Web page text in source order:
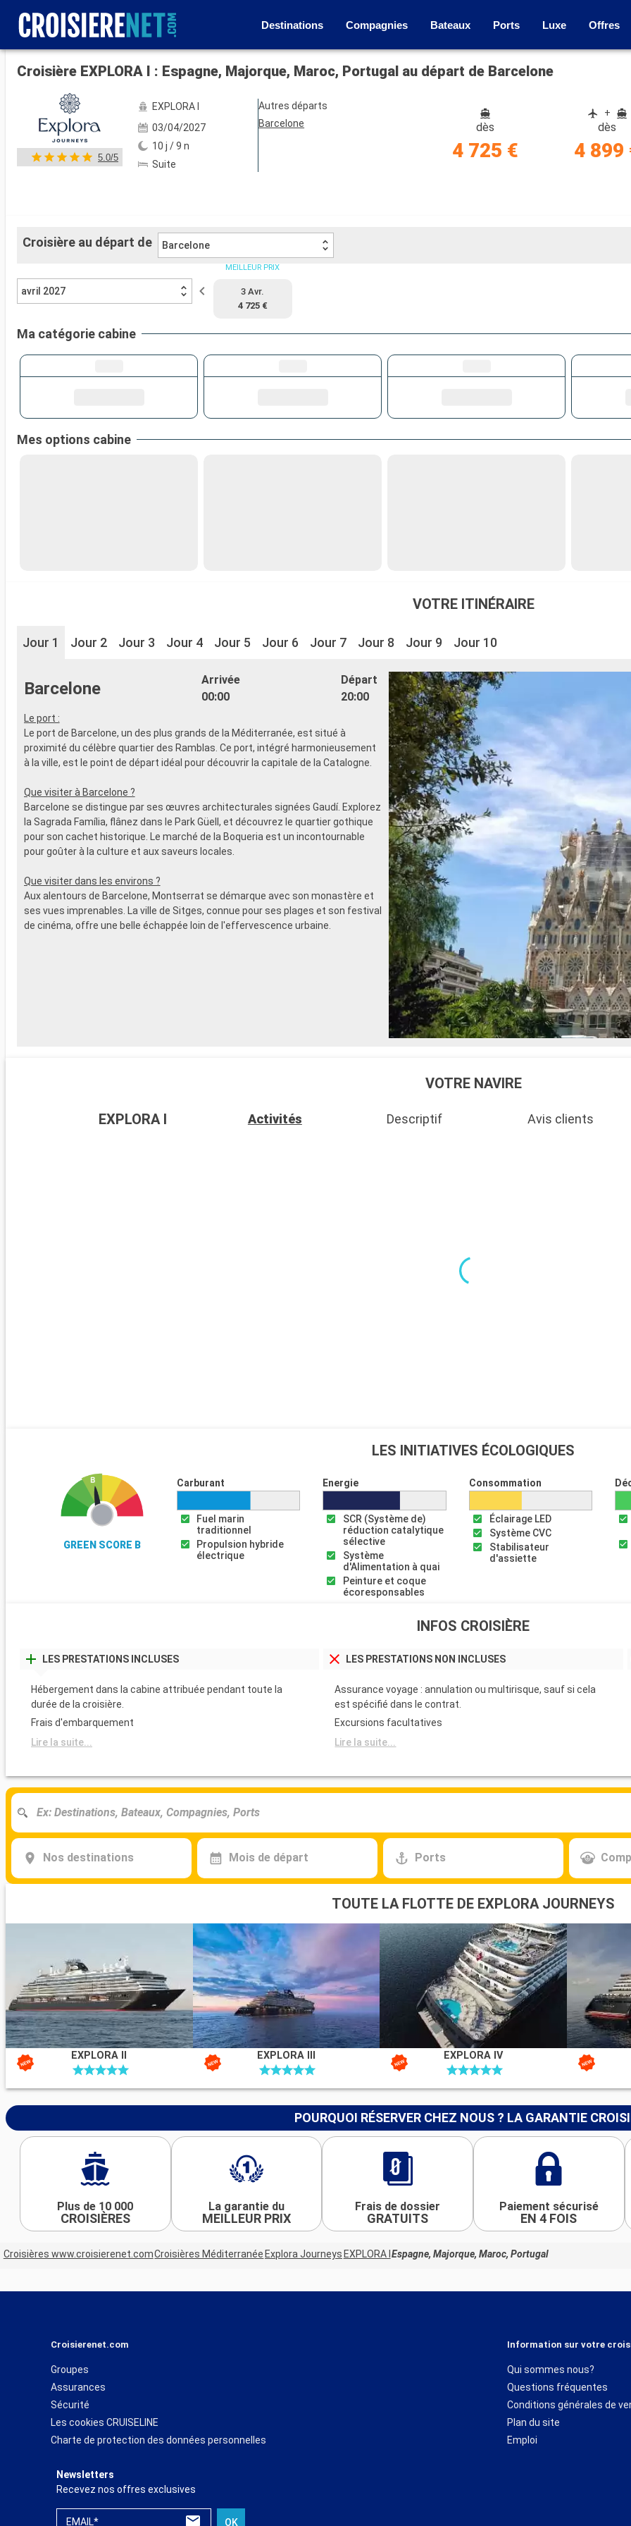
Destinations Compagnies Bateaux Ports Luxe Offres
Voir les 88 autres photos
Croisière EXPLORA I : Espagne, Majorque, Maroc, Portugal au départ de Barcelone
5.0/5
EXPLORA I
03/04/2027
10 j / 9 n
Suite
Autres départs
Barcelone
dès
4 725 €
+
dès
4 899
Croisière au départ de Barcelone
avril 2027
MEILLEUR PRIX
3 Avr.
4 725 €
Ma catégorie cabine
Mes options cabine
VOTRE ITINÉRAIRE
Jour 1 Jour 2 Jour 3 Jour 4 Jour 5 Jour 6 Jour 7 Jour 8 Jour 9 Jour 10
Barcelone
Arrivée
00:00
Départ
20:00
Le port :
Le port de Barcelone, un des plus grands de la Méditerranée, est situé à
proximité du célèbre quartier des Ramblas. Ce port, intégré harmonieusement
à la ville, est le point de départ idéal pour découvrir la capitale de la Catalogne.
Que visiter à Barcelone ?
Barcelone se distingue par ses œuvres architecturales signées Gaudí. Explorez
la Sagrada Família, flânez dans le Park Güell, et découvrez le quartier gothique
pour son cachet historique. Le marché de la Boqueria est un incontournable
pour goûter à la culture et aux saveurs locales.
Que visiter dans les environs ?
Aux alentours de Barcelone, Montserrat se démarque avec son monastère et
ses vues imprenables. La ville de Sitges, connue pour ses plages et son festival
de cinéma, offre une belle échappée loin de l'effervescence urbaine.
VOTRE NAVIRE
EXPLORA I Activités Descriptif Avis clients
LES INITIATIVES ÉCOLOGIQUES
GREEN SCORE B
Carburant
Fuel marin
traditionnel
Propulsion hybride
électrique
Energie
SCR (Système de)
réduction catalytique
sélective
Système
d'Alimentation à quai
Peinture et coque
écoresponsables
Consommation
Éclairage LED
Système CVC
Stabilisateur
d'assiette
INFOS CROISIÈRE
LES PRESTATIONS INCLUSES
Hébergement dans la cabine attribuée pendant toute la
durée de la croisière.
Frais d'embarquement
Lire la suite...
LES PRESTATIONS NON INCLUSES
Assurance voyage : annulation ou multirisque, sauf si cela
est spécifié dans le contrat.
Excursions facultatives
Lire la suite...
Nos destinations Mois de départ Ports
TOUTE LA FLOTTE DE EXPLORA JOURNEYS
EXPLORA II EXPLORA III EXPLORA IV
POURQUOI RÉSERVER CHEZ NOUS ? LA GARANTIE
Plus de 10 000
CROISIÈRES
La garantie du
MEILLEUR PRIX
Frais de dossier
GRATUITS
Paiement sécurisé
EN 4 FOIS
Croisières www.croisierenet.comCroisières Méditerranée Explora Journeys EXPLORA I Espagne, Majorque, Maroc, Portugal
Croisierenet.com
Groupes
Assurances
Sécurité
Les cookies CRUISELINE
Charte de protection des données personnelles
Information sur votre
Qui sommes nous?
Questions fréquentes
Conditions générales de
Plan du site
Emploi
Newsletters
Recevez nos offres exclusives
EMAIL* OK